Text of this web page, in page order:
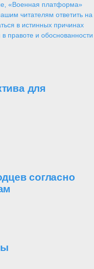
«Военная платформа»
читателям ответить на
в истинных причинах
правоте и обоснованности
для
согласно